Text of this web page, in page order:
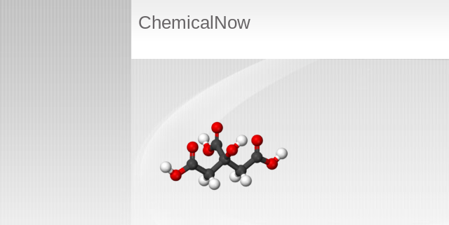
ChemicalNow